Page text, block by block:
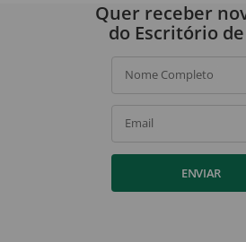
Quer receber
do Escritório
Nome Completo
Email
ENVIAR